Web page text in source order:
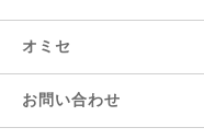
オミセ
お問い合わせ